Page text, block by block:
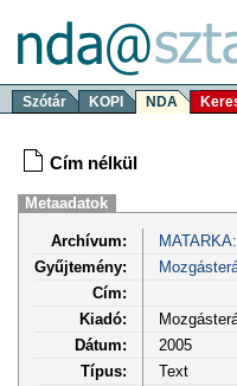
Szótár KOPI NDA
Cím nélkül
Metaadatok
Archívum:
Gyűjtemény:
Cím:
Kiadó:
Dátum:
2005
Típus:
Text